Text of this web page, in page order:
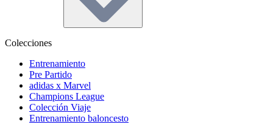
Colecciones
Entrenamiento
Pre Partido
adidas x Marvel
Champions League
Colección Viaje
Entrenamiento baloncesto